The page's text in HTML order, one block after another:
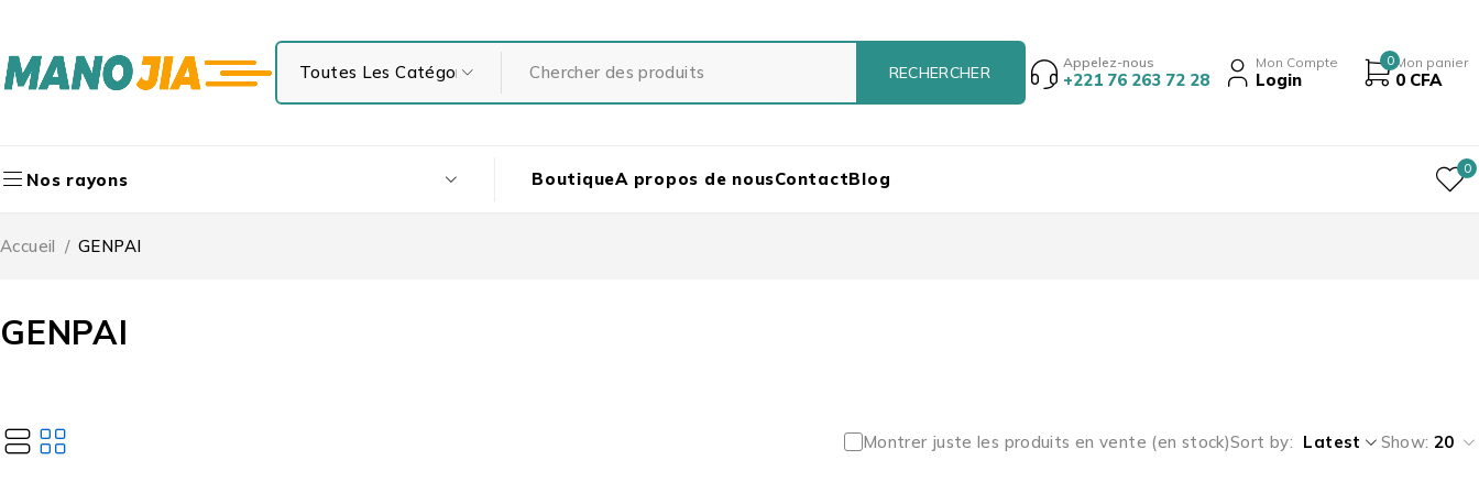
Appelez-nous
+221 76 263 72 28
Mon Compte
Login
0 Mon panier
0 CFA
Nos rayons BoutiqueA propos de nousContactBlog 0
GENPAI
Accueil / GENPAI
Montrer juste les produits en vente (en stock)Sort by Latest Show: 20